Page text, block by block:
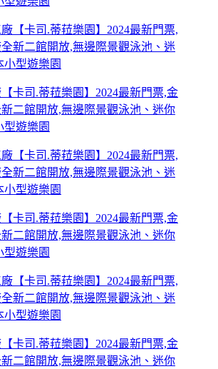
卡司.蒂菈樂園】2024最新門票,金
二館開放,無邊際景觀泳池、迷你
型遊樂園
卡司.蒂菈樂園】2024最新門票,金
二館開放,無邊際景觀泳池、迷你
型遊樂園
卡司.蒂菈樂園】2024最新門票,金
二館開放,無邊際景觀泳池、迷你